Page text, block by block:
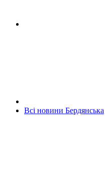
Всі новини Бердянська